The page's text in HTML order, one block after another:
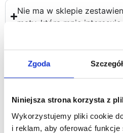
Zgoda
Niniejsza strona korzysta z
Wykorzystujemy pliki cookie
i reklam, aby oferować funkcje
Nie ma w sklepie
maty, która mnie
np. pies pogryzie matę?
Polecamy również